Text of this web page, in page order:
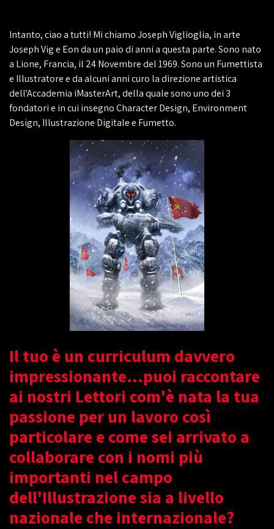
Intanto, ciao a tutti! Mi chiamo Joseph Viglioglia, in arte
Joseph Vig e Eon da un paio di anni a questa parte. Sono nato
a Lione, Francia, il 24 Novembre del 1969. Sono un Fumettista
e Illustratore e da alcuni anni curo la direzione artistica
dell'Accademia iMasterArt, della quale sono uno dei 3
fondatori e in cui insegno Character Design, Environment
Design, Illustrazione Digitale e Fumetto.
Il tuo è un curriculum davvero
impressionante...puoi raccontare
ai nostri Lettori com'è nata la tua
passione per un lavoro così
particolare e come sei arrivato a
collaborare con i nomi più
importanti nel campo
dell'Illustrazione sia a livello
nazionale che internazionale?